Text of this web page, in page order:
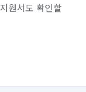
원서도 확인할